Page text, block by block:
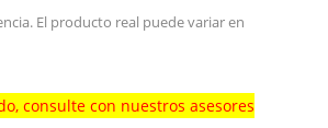
El producto real puede variar en
consulte con nuestros asesores